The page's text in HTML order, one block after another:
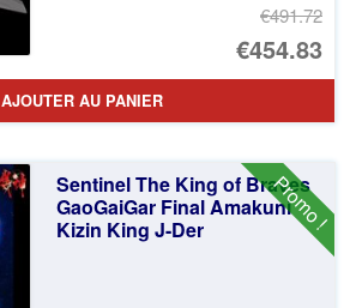
€491.72
Le
€454.83
Le
AJOUTER AU PANIER
Promo !
Sentinel The King of Braves
GaoGaiGar Final Amakuni
Kizin King J-Der